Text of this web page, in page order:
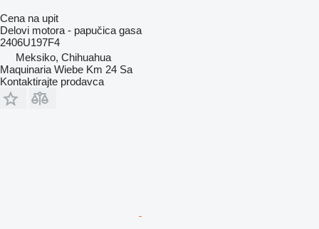
Cena na upit
Delovi motora - papučica gasa
2406U197F4
Meksiko, Chihuahua
Maquinaria Wiebe Km 24 Sa
Kontaktirajte prodavca